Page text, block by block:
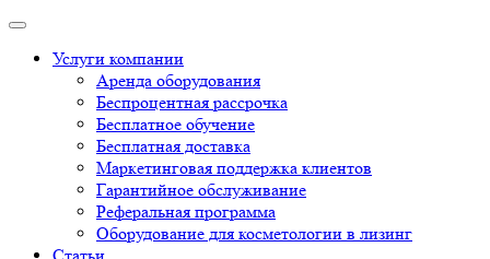
Услуги компании
Аренда оборудования
Беспроцентная рассрочка
Бесплатное обучение
Бесплатная доставка
Маркетинговая поддержка клиентов
Гарантийное обслуживание
Реферальная программа
Оборудование для косметологии в лизинг